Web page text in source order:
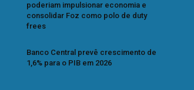
poderiam impulsionar economia e
consolidar Foz como polo de duty
frees
Banco Central prevê crescimento de
1,6% para o PIB em 2026